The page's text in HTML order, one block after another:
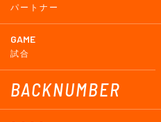
パートナー
GAME
試合
BACKNUMBER